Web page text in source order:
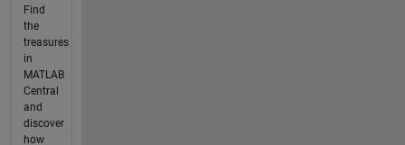
Find
the
treasures
in
MATLAB
Central
and
discover
how